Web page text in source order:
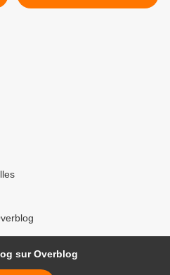
Verne. >
sur Overblog